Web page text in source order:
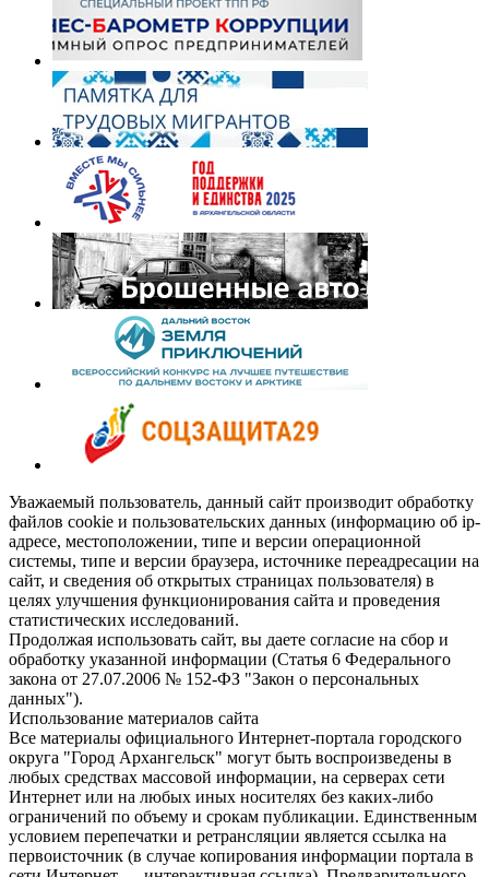
Уважаемый пользователь, данный сайт производит обработку
файлов cookie и пользовательских данных (информацию об ip-
адресе, местоположении, типе и версии операционной
системы, типе и версии браузера, источнике переадресации на
сайт, и сведения об открытых страницах пользователя) в
целях улучшения функционирования сайта и проведения
статистических исследований.
Продолжая использовать сайт, вы даете согласие на сбор и
обработку указанной информации (Статья 6 Федерального
закона от 27.07.2006 № 152-ФЗ "Закон о персональных
данных").
Использование материалов сайта
Все материалы официального Интернет-портала городского
округа "Город Архангельск" могут быть воспроизведены в
любых средствах массовой информации, на серверах сети
Интернет или на любых иных носителях без каких-либо
ограничений по объему и срокам публикации. Единственным
условием перепечатки и ретрансляции является ссылка на
первоисточник (в случае копирования информации портала в